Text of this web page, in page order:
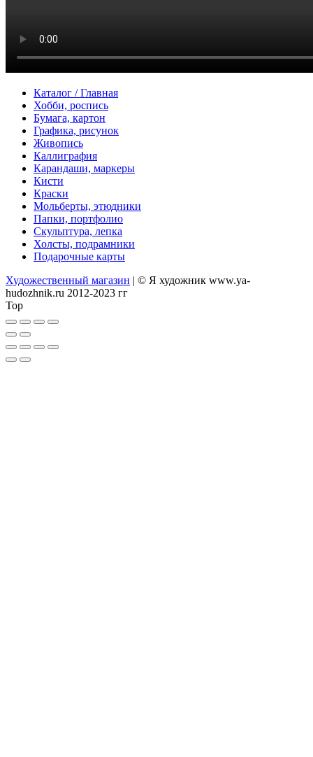
Каталог / Главная
Хобби, роспись
Бумага, картон
Графика, рисунок
Живопись
Каллиграфия
Карандаши, маркеры
Кисти
Краски
Мольберты, этюдники
Папки, портфолио
Скульптура, лепка
Холсты, подрамники
Подарочные карты
Художественный магазин | © Я художник www.ya-
hudozhnik.ru 2012-2023 гг
Top